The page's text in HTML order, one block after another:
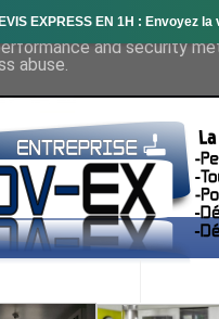
EXPRESS EN 1H : Envoyez
deliver its services and
and security
abuse.